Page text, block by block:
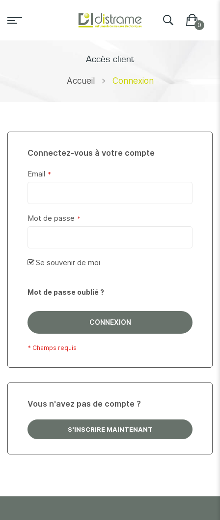
Accès client
Accueil Connexion
Connectez-vous à votre compte
Email
Mot de passe
Se souvenir de moi
Mot de passe oublié ?
CONNEXION
Vous n'avez pas de compte ?
S'INSCRIRE MAINTENANT